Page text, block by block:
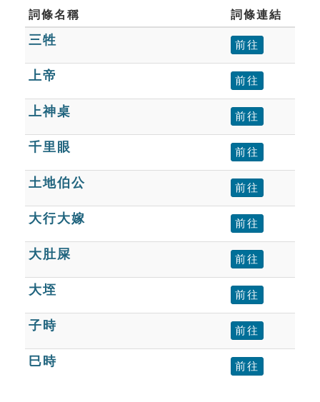
單字索引
生命大百科索引
遊戲專區
教學應用
貓頭鷹博士
詞條名稱 詞條連結
三牲 前往
上帝 前往
上神桌 前往
千里眼 前往
土地伯公 前往
大行大嫁 前往
大肚屎 前往
大垤 前往
子時 前往
巳時 前往